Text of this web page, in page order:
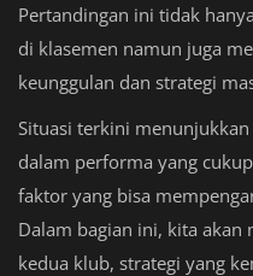
Pertandingan ini tidak
di klasemen namun juga
keunggulan dan strategi
Situasi terkini
dalam performa yang
faktor yang bisa
Dalam bagian ini, kita akan
kedua klub, strategi yang